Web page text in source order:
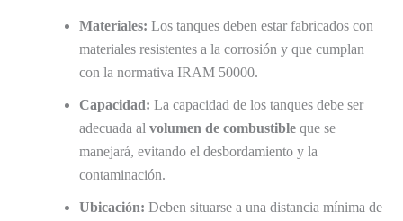
Materiales: Los tanques deben estar fabricados con
materiales resistentes a la corrosión y que cumplan
con la normativa IRAM 50000.
Capacidad: La capacidad de los tanques debe ser
adecuada al volumen de combustible que se
manejará, evitando el desbordamiento y la
contaminación.
Ubicación: Deben situarse a una distancia mínima de